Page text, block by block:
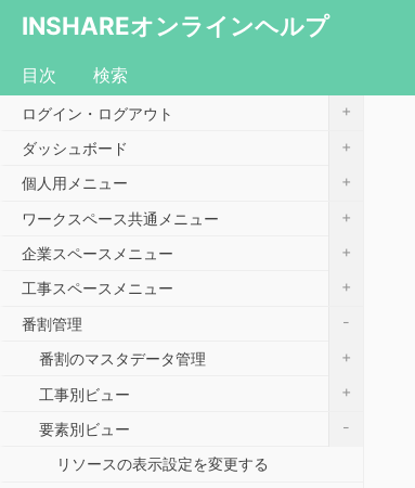
INSHAREオンラインヘルプ
目次 検索
ログイン・ログアウト +
ダッシュボード +
個人用メニュー +
ワークスペース共通メニュー +
企業スペースメニュー +
工事スペースメニュー +
番割管理 -
番割のマスタデータ管理 +
工事別ビュー +
要素別ビュー -
リソースの表示設定を変更する